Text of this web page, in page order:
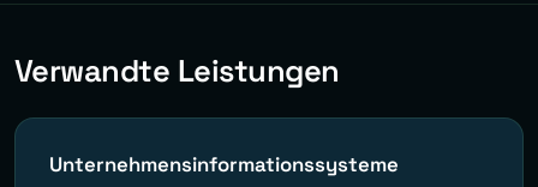
Verwandte Leistungen
Unternehmensinformationssysteme